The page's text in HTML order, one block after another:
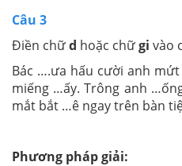
Câu 3
Điền chữd hoặc chữgi vào
Bác ….ưa hấu cười anh
miếng …ấy. Trông anh
mắt bắt …ê ngay trên bàn
Phương pháp giải: